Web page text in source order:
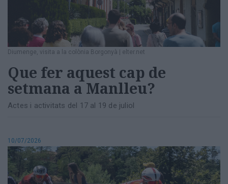
Diumenge, visita a la colònia Borgonyà | elter.net
Que fer aquest cap de
setmana a Manlleu?
Actes i activitats del 17 al 19 de juliol
10/07/2026